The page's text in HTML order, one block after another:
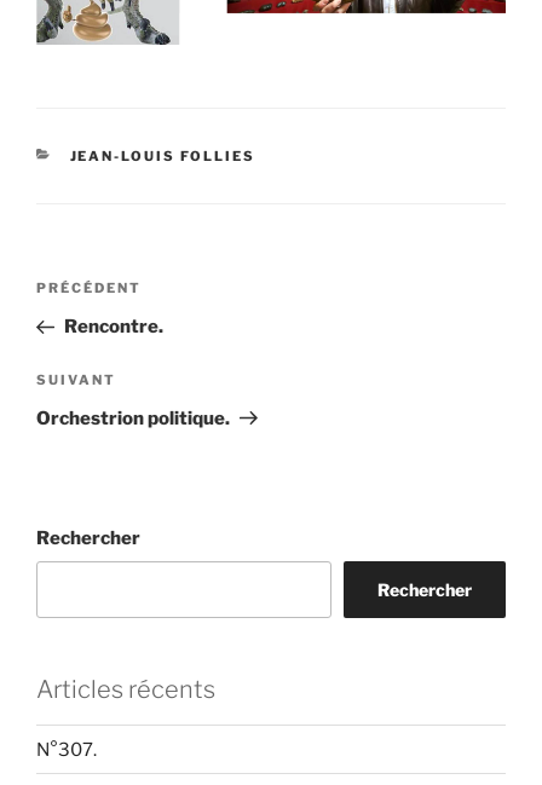
CATÉGORIES
JEAN-LOUIS FOLLIES
Navigation
l’article
Article
précédent
PRÉCÉDENT
Rencontre.
Article
suivant
SUIVANT
Orchestrion politique.
Rechercher
Rechercher
Articles récents
N°307.